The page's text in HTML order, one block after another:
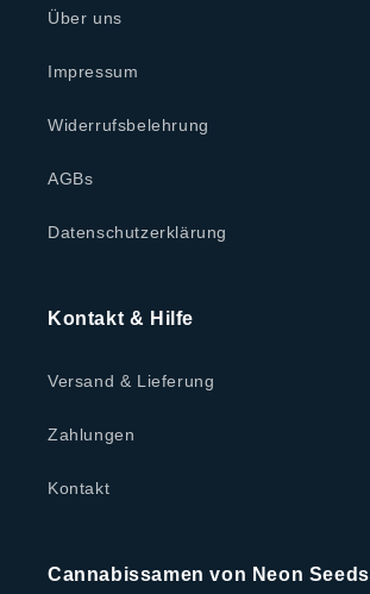
Über uns
Impressum
Widerrufsbelehrung
AGBs
Datenschutzerklärung
Kontakt & Hilfe
Versand & Lieferung
Zahlungen
Kontakt
Cannabissamen von Neon Seeds